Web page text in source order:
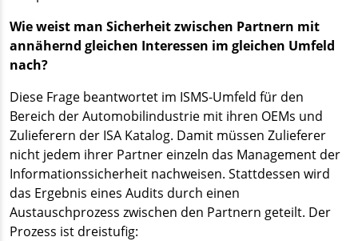
Wie weist man Sicherheit zwischen Partnern mit
annähernd gleichen Interessen im gleichen Umfeld
nach?
Diese Frage beantwortet im ISMS-Umfeld für den
Bereich der Automobilindustrie mit ihren OEMs und
Zulieferern der ISA Katalog. Damit müssen Zulieferer
nicht jedem ihrer Partner einzeln das Management der
Informationssicherheit nachweisen. Stattdessen wird
das Ergebnis eines Audits durch einen
Austauschprozess zwischen den Partnern geteilt. Der
Prozess ist dreistufig: